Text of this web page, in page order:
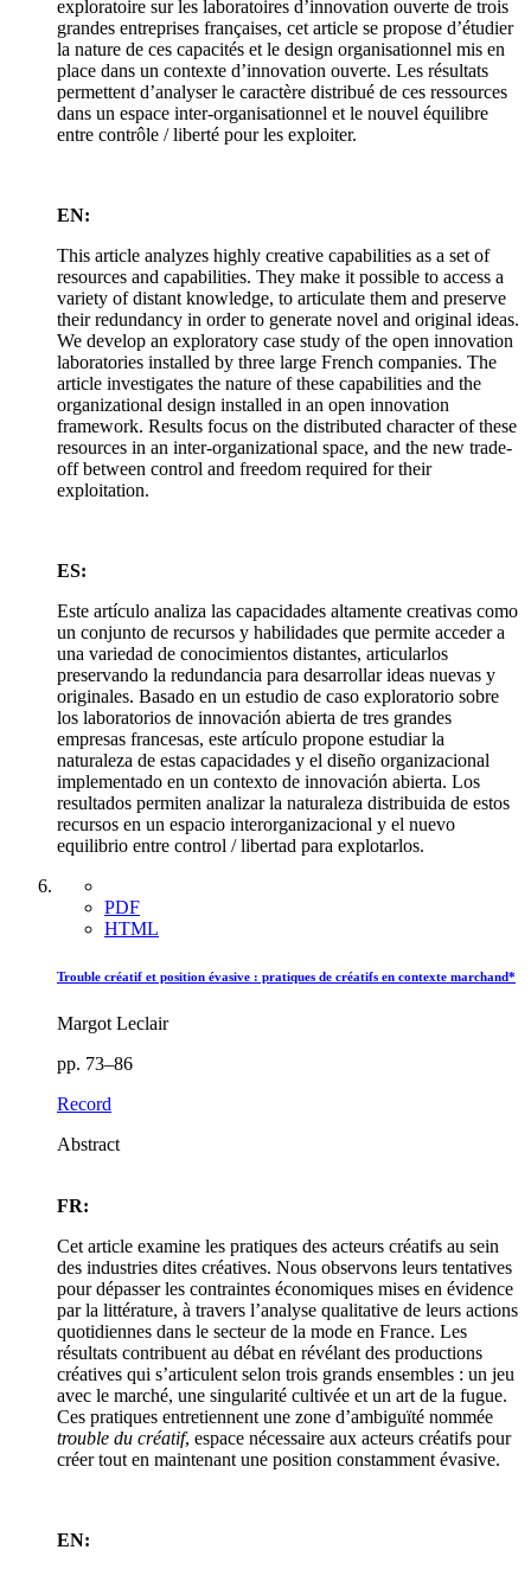
exploratoire sur les laboratoires d’innovation ouverte de trois
grandes entreprises françaises, cet article se propose d’étudier
la nature de ces capacités et le design organisationnel mis en
place dans un contexte d’innovation ouverte. Les résultats
permettent d’analyser le caractère distribué de ces ressources
dans un espace inter-organisationnel et le nouvel équilibre
entre contrôle / liberté pour les exploiter.
EN:
This article analyzes highly creative capabilities as a set of
resources and capabilities. They make it possible to access a
variety of distant knowledge, to articulate them and preserve
their redundancy in order to generate novel and original ideas.
We develop an exploratory case study of the open innovation
laboratories installed by three large French companies. The
article investigates the nature of these capabilities and the
organizational design installed in an open innovation
framework. Results focus on the distributed character of these
resources in an inter-organizational space, and the new trade-
off between control and freedom required for their
exploitation.
ES:
Este artículo analiza las capacidades altamente creativas como
un conjunto de recursos y habilidades que permite acceder a
una variedad de conocimientos distantes, articularlos
preservando la redundancia para desarrollar ideas nuevas y
originales. Basado en un estudio de caso exploratorio sobre
los laboratorios de innovación abierta de tres grandes
empresas francesas, este artículo propone estudiar la
naturaleza de estas capacidades y el diseño organizacional
implementado en un contexto de innovación abierta. Los
resultados permiten analizar la naturaleza distribuida de estos
recursos en un espacio interorganizacional y el nuevo
equilibrio entre control / libertad para explotarlos.
PDF
HTML
Trouble créatif et position évasive : pratiques de créatifs en contexte marchand*
Margot Leclair
pp. 73–86
Record
Abstract
FR:
Cet article examine les pratiques des acteurs créatifs au sein
des industries dites créatives. Nous observons leurs tentatives
pour dépasser les contraintes économiques mises en évidence
par la littérature, à travers l’analyse qualitative de leurs actions
quotidiennes dans le secteur de la mode en France. Les
résultats contribuent au débat en révélant des productions
créatives qui s’articulent selon trois grands ensembles : un jeu
avec le marché, une singularité cultivée et un art de la fugue.
Ces pratiques entretiennent une zone d’ambiguïté nommée
trouble du créatif, espace nécessaire aux acteurs créatifs pour
créer tout en maintenant une position constamment évasive.
EN: